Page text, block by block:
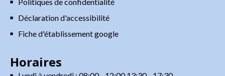
Politiques de confidentialité
Déclaration d'accessibilité
Fiche d'établissement google
Horaires